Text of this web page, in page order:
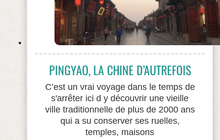
PINGYAO, LA CHINE D’AUTREFOIS
C’est un vrai voyage dans le temps de
s'arrêter ici d y découvrir une vieille
ville traditionnelle de plus de 2000 ans
qui a su conserver ses ruelles,
temples, maisons